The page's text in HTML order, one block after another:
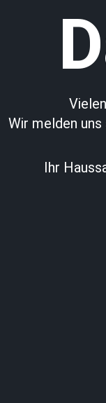
Wir melden
Ihr